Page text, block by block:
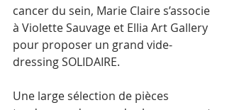
cancer du sein, Marie Claire s’associe
à Violette Sauvage et Ellia Art Gallery
pour proposer un grand vide-
dressing SOLIDAIRE.
Une large sélection de pièces